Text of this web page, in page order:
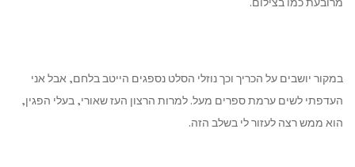
במקור יושבים על הכריך וכך נוזלי הסלט נספגים הייטב בלחם, אבל אני
העדפתי לשים ערמת ספרים מעל. למרות הרצון העז שאורי, בעלי הפגין,
הוא ממש רצה לעזור לי בשלב הזה.